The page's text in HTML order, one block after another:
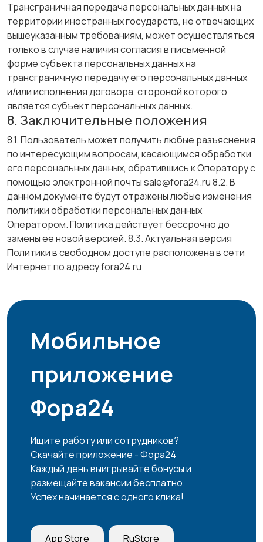
Трансграничная передача персональных данных на
территории иностранных государств, не отвечающих
вышеуказанным требованиям, может осуществляться
только в случае наличия согласия в письменной
форме субъекта персональных данных на
трансграничную передачу его персональных данных
и/или исполнения договора, стороной которого
является субъект персональных данных.
8. Заключительные положения
8.1. Пользователь может получить любые разъяснения
по интересующим вопросам, касающимся обработки
его персональных данных, обратившись к Оператору с
помощью электронной почты sale@fora24.ru 8.2. В
данном документе будут отражены любые изменения
политики обработки персональных данных
Оператором. Политика действует бессрочно до
замены ее новой версией. 8.3. Актуальная версия
Политики в свободном доступе расположена в сети
Интернет по адресу fora24.ru
Мобильное
приложение
Фора24
Ищите работу или сотрудников?
Скачайте приложение - Фора24
Каждый день выигрывайте бонусы и
размещайте вакансии бесплатно.
Успех начинается с одного клика!
App Store RuStore